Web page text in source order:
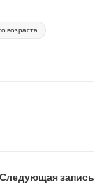
возраста
Следующая запись